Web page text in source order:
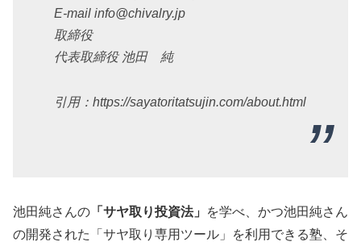
E-mail info@chivalry.jp
取締役
代表取締役 池田 純
引用：https://sayatoritatsujin.com/about.html
池田純さんの 「サヤ取り投資法」
を学べ、かつ池田純さん
の開発された「サヤ取り専用ツール」を利用できる塾、そ